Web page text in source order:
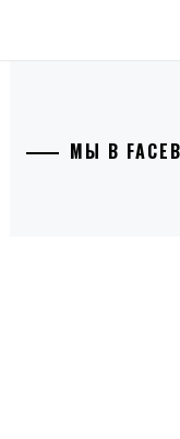
МЫ В